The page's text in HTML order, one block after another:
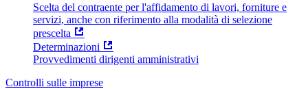
Scelta del contraente per l'affidamento di lavori, forniture e
servizi, anche con riferimento alla modalità di selezione
prescelta
Determinazioni
Provvedimenti dirigenti amministrativi
Controlli sulle imprese